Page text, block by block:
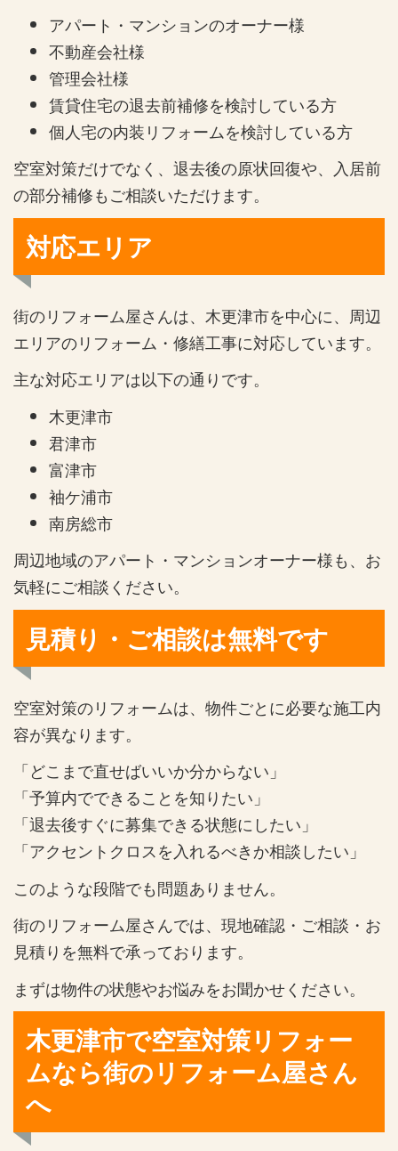
アパート・マンションのオーナー様
不動産会社様
管理会社様
賃貸住宅の退去前補修を検討している方
個人宅の内装リフォームを検討している方
空室対策だけでなく、退去後の原状回復や、入居前
の部分補修もご相談いただけます。
対応エリア
街のリフォーム屋さんは、木更津市を中心に、周辺
エリアのリフォーム・修繕工事に対応しています。
主な対応エリアは以下の通りです。
木更津市
君津市
富津市
袖ケ浦市
南房総市
周辺地域のアパート・マンションオーナー様も、お
気軽にご相談ください。
見積り・ご相談は無料です
空室対策のリフォームは、物件ごとに必要な施工内
容が異なります。
「どこまで直せばいいか分からない」
「予算内でできることを知りたい」
「退去後すぐに募集できる状態にしたい」
「アクセントクロスを入れるべきか相談したい」
このような段階でも問題ありません。
街のリフォーム屋さんでは、現地確認・ご相談・お
見積りを無料で承っております。
まずは物件の状態やお悩みをお聞かせください。
木更津市で空室対策リフォー
ムなら街のリフォーム屋さん
へ